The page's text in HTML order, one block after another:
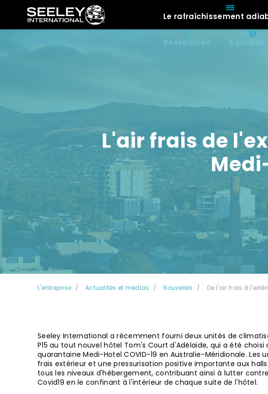
Le rafraîchissement
Ressources
L'air frais de
L'entreprise Actualités et médias Nouvelles De l'air frais à
Seeley International a récemment fourni deux unités de
P15 au tout nouvel hôtel Tom's Court d'Adélaïde, qui a été
quarantaine Medi-Hotel COVID-19 en Australie-Méridionale. Les
frais extérieur et une pressurisation positive importante aux
tous les niveaux d'hébergement, contribuant ainsi à lutter
Covid19 en le confinant à l'intérieur de chaque suite de l'hôtel.